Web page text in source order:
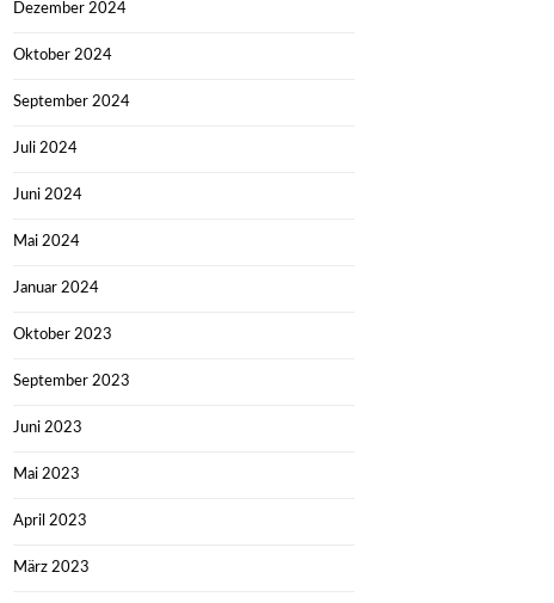
Dezember 2024
Oktober 2024
September 2024
Juli 2024
Juni 2024
Mai 2024
Januar 2024
Oktober 2023
September 2023
Juni 2023
Mai 2023
April 2023
März 2023